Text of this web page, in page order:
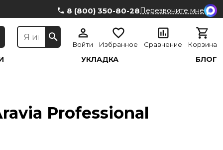
8 (800) 350-80-28Перезвоните мне
Войти Избранное Сравнение Корзина
УКЛАДКА БЛОГ
Professional